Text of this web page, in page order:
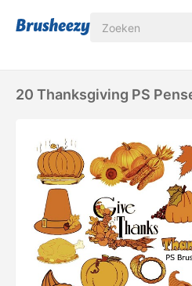
20 Thanksgiving PS